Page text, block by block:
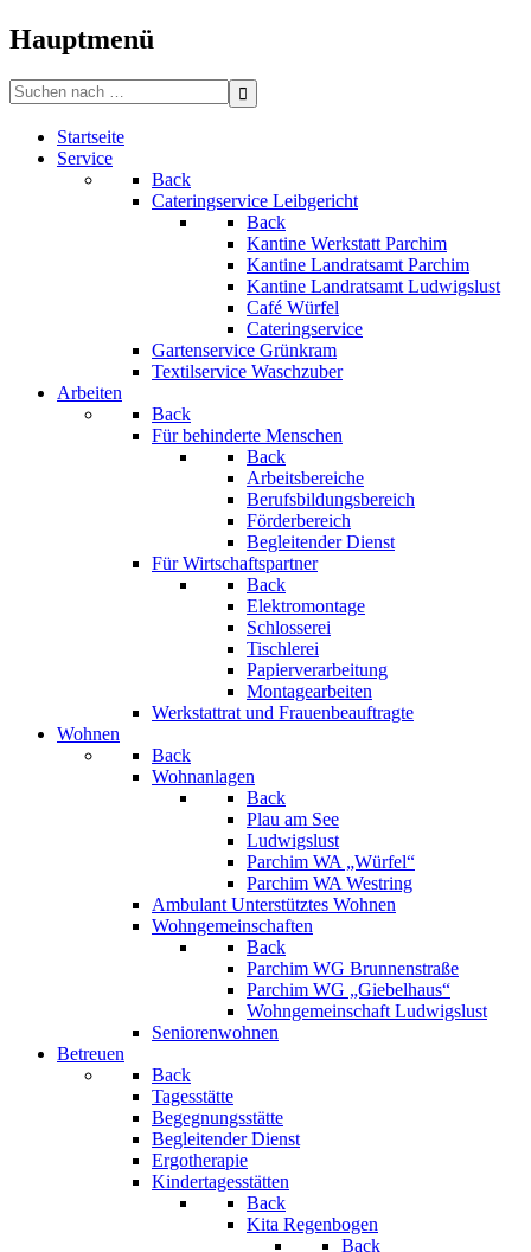
beachten
Sie:
Website
Barrierefreiheitssystem.
Hauptmenü
Search
for:
Startseite
Service
Back
Cateringservice Leibgericht
Back
Kantine Werkstatt Parchim
Kantine Landratsamt Parchim
Kantine Landratsamt Ludwigslust
Café Würfel
Cateringservice
Gartenservice Grünkram
Textilservice Waschzuber
Arbeiten
Back
Für behinderte Menschen
Back
Arbeitsbereiche
Berufsbildungsbereich
Förderbereich
Begleitender Dienst
Für Wirtschaftspartner
Back
Elektromontage
Schlosserei
Tischlerei
Papierverarbeitung
Montagearbeiten
Werkstattrat und Frauenbeauftragte
Wohnen
Back
Wohnanlagen
Back
Plau am See
Ludwigslust
Parchim WA „Würfel“
Parchim WA Westring
Ambulant Unterstütztes Wohnen
Wohngemeinschaften
Back
Parchim WG Brunnenstraße
Parchim WG „Giebelhaus“
Wohngemeinschaft Ludwigslust
Seniorenwohnen
Betreuen
Back
Tagesstätte
Begegnungsstätte
Begleitender Dienst
Ergotherapie
Kindertagesstätten
Back
Kita Regenbogen
Back